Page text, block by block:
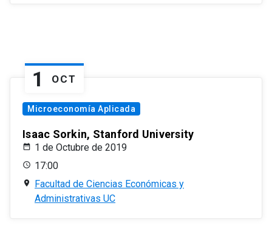
1 OCT
Microeconomía Aplicada
Isaac Sorkin, Stanford University
1 de Octubre de 2019
17:00
Facultad de Ciencias Económicas y
Administrativas UC